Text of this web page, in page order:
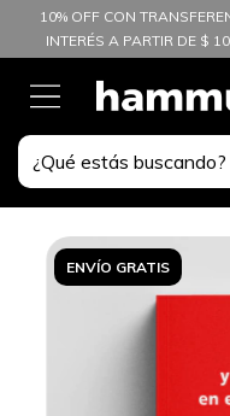
10% OFF CON
INTERÉS A PARTIR DE $
ENVÍO GRATIS